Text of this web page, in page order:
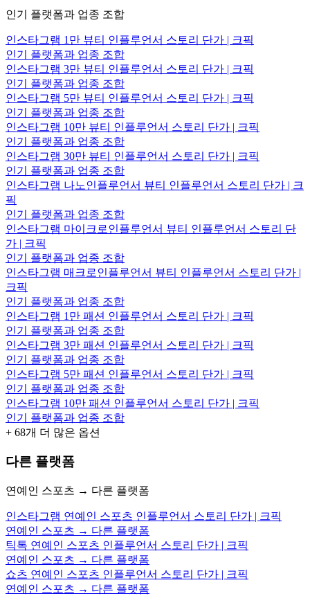
인기 플랫폼과 업종 조합
인스타그램 1만 뷰티 인플루언서 스토리 단가 | 크픽
인기 플랫폼과 업종 조합
인스타그램 3만 뷰티 인플루언서 스토리 단가 | 크픽
인기 플랫폼과 업종 조합
인스타그램 5만 뷰티 인플루언서 스토리 단가 | 크픽
인기 플랫폼과 업종 조합
인스타그램 10만 뷰티 인플루언서 스토리 단가 | 크픽
인기 플랫폼과 업종 조합
인스타그램 30만 뷰티 인플루언서 스토리 단가 | 크픽
인기 플랫폼과 업종 조합
인스타그램 나노인플루언서 뷰티 인플루언서 스토리 단가 | 크
픽
인기 플랫폼과 업종 조합
인스타그램 마이크로인플루언서 뷰티 인플루언서 스토리 단
가 | 크픽
인기 플랫폼과 업종 조합
인스타그램 매크로인플루언서 뷰티 인플루언서 스토리 단가 |
크픽
인기 플랫폼과 업종 조합
인스타그램 1만 패션 인플루언서 스토리 단가 | 크픽
인기 플랫폼과 업종 조합
인스타그램 3만 패션 인플루언서 스토리 단가 | 크픽
인기 플랫폼과 업종 조합
인스타그램 5만 패션 인플루언서 스토리 단가 | 크픽
인기 플랫폼과 업종 조합
인스타그램 10만 패션 인플루언서 스토리 단가 | 크픽
인기 플랫폼과 업종 조합
+ 68개 더 많은 옵션
다른 플랫폼
연예인 스포츠 → 다른 플랫폼
인스타그램 연예인 스포츠 인플루언서 스토리 단가 | 크픽
연예인 스포츠 → 다른 플랫폼
틱톡 연예인 스포츠 인플루언서 스토리 단가 | 크픽
연예인 스포츠 → 다른 플랫폼
쇼츠 연예인 스포츠 인플루언서 스토리 단가 | 크픽
연예인 스포츠 → 다른 플랫폼